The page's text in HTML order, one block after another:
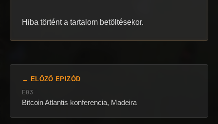
Hiba történt a tartalom betöltésekor.
← ELŐZŐ EPIZÓD
E03
Bitcoin Atlantis konferencia, Madeira